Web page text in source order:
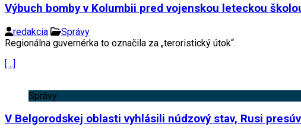
Výbuch bomby v Kolumbii pred vojenskou leteckou
redakcia
Správy
Regionálna guvernérka to označila za „teroristický útok“.
[…]
Správy
V Belgorodskej oblasti vyhlásili núdzový stav, Rusi